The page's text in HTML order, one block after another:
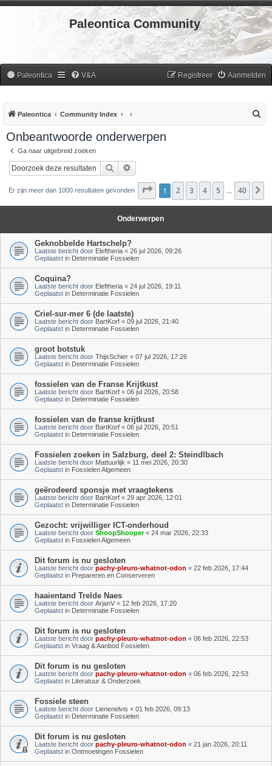
Paleontica Community
Paleontica V&A Aanmelden
Registreer
Paleontica Community Index
Onbeantwoorde onderwerpen
Ga naar uitgebreid zoeken
Zoek
Er zijn meer dan 1000 resultaten gevonden Pagina1 van 40
1 2 3 4 5 40
Onderwerpen
Geknobbelde Hartschelp?
Laatste bericht door Eleftheria « 26 jul 2026, 09:26
Geplaatst in Determinatie Fossielen
Coquina?
Laatste bericht door Eleftheria « 24 jul 2026, 19:11
Geplaatst in Determinatie Fossielen
Criel-sur-mer 6 (de laatste)
Laatste bericht door BartKorf « 09 jul 2026, 21:40
Geplaatst in Determinatie Fossielen
groot botstuk
Laatste bericht door ThijsSchier « 07 jul 2026, 17:26
Geplaatst in Determinatie Fossielen
fossielen van de Franse Krijtkust
Laatste bericht door BartKorf « 06 jul 2026, 20:58
Geplaatst in Determinatie Fossielen
fossielen van de franse krijtkust
Laatste bericht door BartKorf « 06 jul 2026, 20:51
Geplaatst in Determinatie Fossielen
Fossielen zoeken in Salzburg, deel 2: Steindlbach
Laatste bericht door Mattuurlijk « 11 mei 2026, 20:30
Geplaatst in Fossielen Algemeen
geërodeerd sponsje met vraagtekens
Laatste bericht door BartKorf « 29 apr 2026, 12:01
Geplaatst in Determinatie Fossielen
Gezocht: vrijwilliger ICT-onderhoud
Laatste bericht door ShoopShooper« 24 mar 2026, 22:33
Geplaatst in Fossielen Algemeen
Dit forum is nu gesloten
Laatste bericht door pachy-pleuro-whatnot-odon « 22 feb 2026, 17:44
Geplaatst in Prepareren en Conserveren
haaientand Trelde Naes
Laatste bericht door ArjanV « 12 feb 2026, 17:20
Geplaatst in Determinatie Fossielen
Dit forum is nu gesloten
Laatste bericht door pachy-pleuro-whatnot-odon « 06 feb 2026, 22:53
Geplaatst in Vraag & Aanbod Fossielen
Dit forum is nu gesloten
Laatste bericht door pachy-pleuro-whatnot-odon « 06 feb 2026, 22:53
Geplaatst in Literatuur & Onderzoek
Fossiele steen
Laatste bericht door Lienenelvis « 01 feb 2026, 09:13
Geplaatst in Determinatie Fossielen
Dit forum is nu gesloten
Laatste bericht door pachy-pleuro-whatnot-odon « 21 jan 2026, 20:11
Geplaatst in Ontmoetingen Fossielen